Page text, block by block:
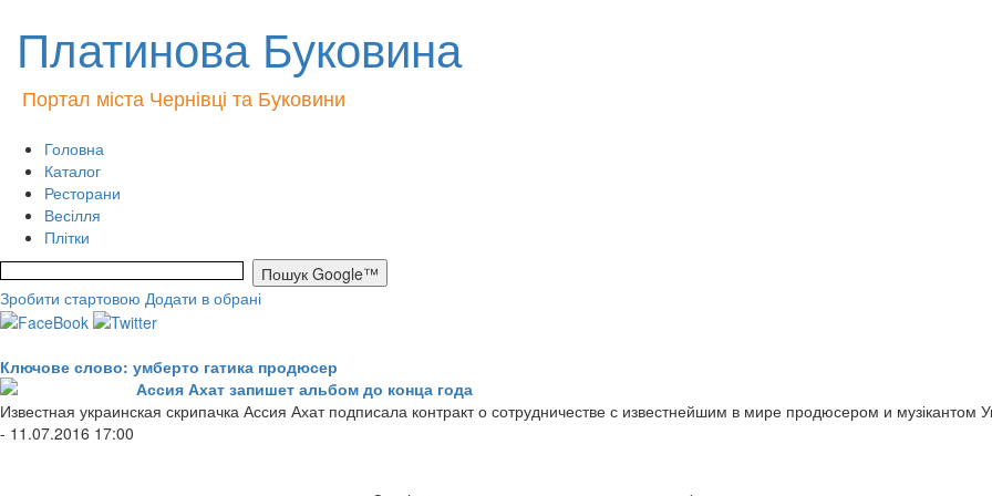
Платинова Буковина
Портал міста Чернівці та Буковини
Головна
Каталог
Ресторани
Весілля
Плітки
Зробити стартовою Додати в обрані
Ключове слово: умберто гатика продюсер
Ассия Ахат запишет альбом до конца года
Известная украинская скрипачка Ассия Ахат подписала контракт о сотрудничестве с известнейшим в мире продюсером и музікантом
- 11.07.2016 17:00